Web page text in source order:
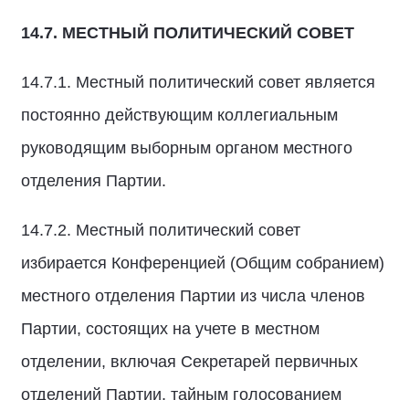
14.7. МЕСТНЫЙ ПОЛИТИЧЕСКИЙ СОВЕТ
14.7.1. Местный политический совет является
постоянно действующим коллегиальным
руководящим выборным органом местного
отделения Партии.
14.7.2. Местный политический совет
избирается Конференцией (Общим собранием)
местного отделения Партии из числа членов
Партии, состоящих на учете в местном
отделении, включая Секретарей первичных
отделений Партии, тайным голосованием